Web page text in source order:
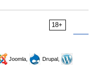
18+
Joomla,
Drupal,